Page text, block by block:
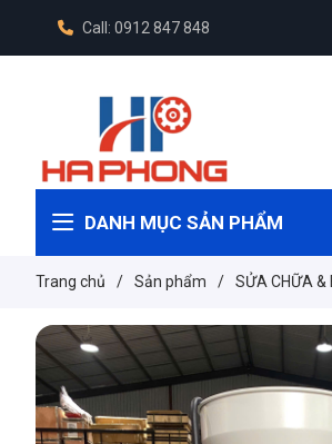
Call: 0912 847 848
DANH MỤC SẢN PHẨM
Trang chủ / Sản phẩm / SỬA CHỮA &